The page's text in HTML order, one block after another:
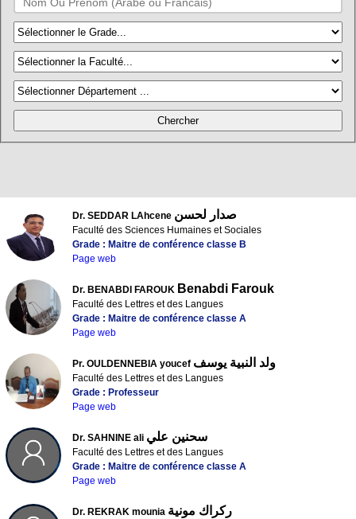
Dr. SEDDAR LAhcene صدار لحسن
Faculté des Sciences Humaines et Sociales
Grade : Maitre de conférence classe B
Page web
Dr. BENABDI FAROUK Benabdi Farouk
Faculté des Lettres et des Langues
Grade : Maitre de conférence classe A
Page web
Pr. OULDENNEBIA youcef ولد النبية يوسف
Faculté des Lettres et des Langues
Grade : Professeur
Page web
Dr. SAHNINE ali سحنين علي
Faculté des Lettres et des Langues
Grade : Maitre de conférence classe A
Page web
Dr. REKRAK mounia ركراك مونية